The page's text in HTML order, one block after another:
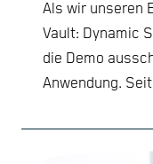
Als wir unseren
Vault: Dynamic
die Demo
Anwendung.